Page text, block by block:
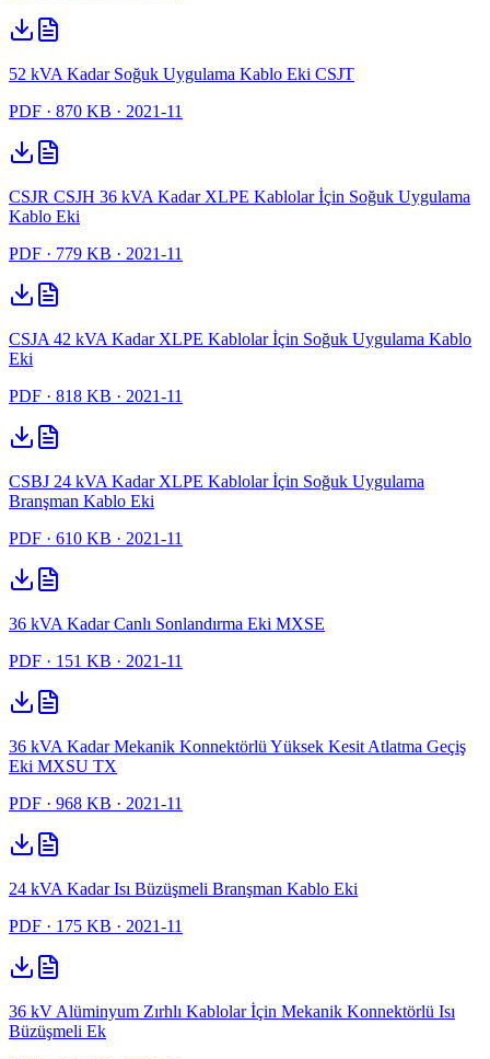
52 kVA Kadar Soğuk Uygulama Kablo Eki CSJT
PDF · 870 KB · 2021-11
CSJR CSJH 36 kVA Kadar XLPE Kablolar İçin Soğuk Uygulama
Kablo Eki
PDF · 779 KB · 2021-11
CSJA 42 kVA Kadar XLPE Kablolar İçin Soğuk Uygulama Kablo
Eki
PDF · 818 KB · 2021-11
CSBJ 24 kVA Kadar XLPE Kablolar İçin Soğuk Uygulama
Branşman Kablo Eki
PDF · 610 KB · 2021-11
36 kVA Kadar Canlı Sonlandırma Eki MXSE
PDF · 151 KB · 2021-11
36 kVA Kadar Mekanik Konnektörlü Yüksek Kesit Atlatma Geçiş
Eki MXSU TX
PDF · 968 KB · 2021-11
24 kVA Kadar Isı Büzüşmeli Branşman Kablo Eki
PDF · 175 KB · 2021-11
36 kV Alüminyum Zırhlı Kablolar İçin Mekanik Konnektörlü Isı
Büzüşmeli Ek